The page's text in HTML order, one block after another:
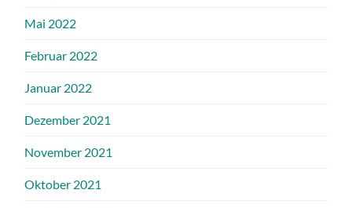
Mai 2022
Februar 2022
Januar 2022
Dezember 2021
November 2021
Oktober 2021